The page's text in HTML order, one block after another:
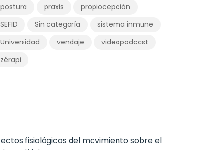
postura
praxis
propiocepción
SEFID
Sin categoría
sistema inmune
Universidad
vendaje
videopodcast
zérapi